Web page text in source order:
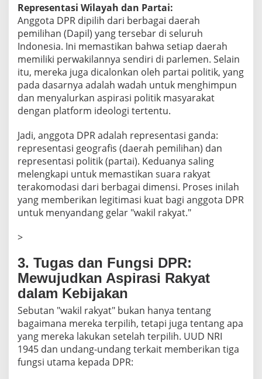
Representasi Wilayah dan Partai:
Anggota DPR dipilih dari berbagai daerah
pemilihan (Dapil) yang tersebar di seluruh
Indonesia. Ini memastikan bahwa setiap daerah
memiliki perwakilannya sendiri di parlemen. Selain
itu, mereka juga dicalonkan oleh partai politik, yang
pada dasarnya adalah wadah untuk menghimpun
dan menyalurkan aspirasi politik masyarakat
dengan platform ideologi tertentu.
Jadi, anggota DPR adalah representasi ganda:
representasi geografis (daerah pemilihan) dan
representasi politik (partai). Keduanya saling
melengkapi untuk memastikan suara rakyat
terakomodasi dari berbagai dimensi. Proses inilah
yang memberikan legitimasi kuat bagi anggota DPR
untuk menyandang gelar "wakil rakyat."
>
3. Tugas dan Fungsi DPR:
Mewujudkan Aspirasi Rakyat
dalam Kebijakan
Sebutan "wakil rakyat" bukan hanya tentang
bagaimana mereka terpilih, tetapi juga tentang apa
yang mereka lakukan setelah terpilih. UUD NRI
1945 dan undang-undang terkait memberikan tiga
fungsi utama kepada DPR: